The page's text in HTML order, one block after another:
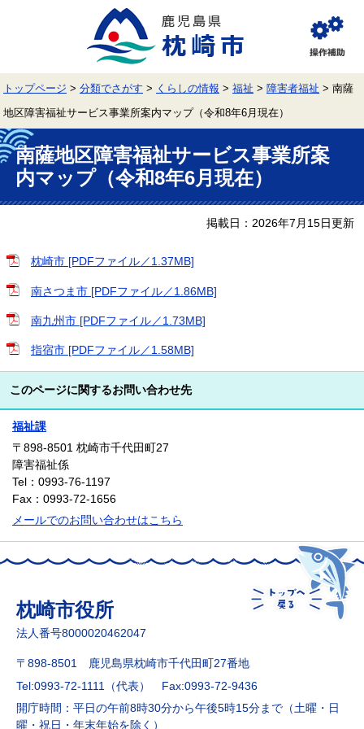
で
す。
ば
し
本
文
へ
覧
補
助
トップページ > 分類でさがす > くらしの情報 > 福祉 > 障害者福祉 > 南薩
地区障害福祉サービス事業所案内マップ（令和8年6月現在）
本
文 南薩地区障害福祉サービス事業所案
内マップ（令和8年6月現在）
掲載日：2026年7月15日更新
枕崎市 [PDFファイル／1.37MB]
南さつま市 [PDFファイル／1.86MB]
南九州市 [PDFファイル／1.73MB]
指宿市 [PDFファイル／1.58MB]
このページに関するお問い合わせ先
福祉課
〒898-8501 枕崎市千代田町27
障害福祉係
Tel：0993-76-1197
Fax：0993-72-1656
メールでのお問い合わせはこちら
枕崎市役所
法人番号8000020462047
〒898-8501 鹿児島県枕崎市千代田町27番地
Tel:0993-72-1111（代表）
Fax:0993-72-9436
開庁時間：平日の午前8時30分から午後5時15分まで（土曜・日
曜・祝日・年末年始を除く）